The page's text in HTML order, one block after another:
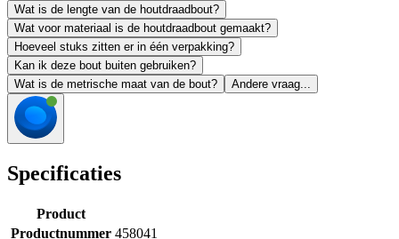
Wat is de lengte van de houtdraadbout?
Wat voor materiaal is de houtdraadbout gemaakt?
Hoeveel stuks zitten er in één verpakking?
Kan ik deze bout buiten gebruiken?
Wat is de metrische maat van de bout?
Andere vraag...
Specificaties
Product
Productnummer 458041